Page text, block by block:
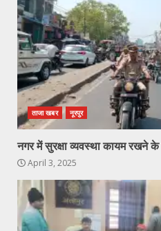
ताजा खबर नूरपुर
नगर में सुरक्षा व्यवस्था कायम रखने
April 3, 2025